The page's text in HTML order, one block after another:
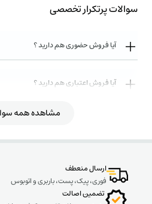
مدت زمان شارژ شدن 1 ساعت
دارای شارژر وایرلس
دارای پورت های ؛یو اس بی 3 – یو اس بی4- تایپ 3
دارای چراغ قوه
قابلیت پشتیبانی از پنل خورشیدی تا 300وات
دارای نمایشگر رنگی وضعیت دستگاه
مستقیم به پنل خورشیدی
سوالات پرتکرار تخصصی
آیا فروش حضوری هم دارید ؟
آیا فروش اعتباری هم دارید ؟
روش های ارسال کالا به چه صورت میباشد
مشاهده همه
ارسال منعطف
فوری، پیک، پست، باربری و اتوبوس
تضمین اصالت